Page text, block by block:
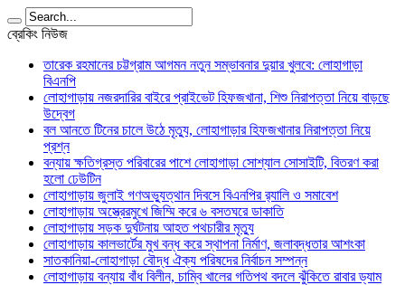
ব্রেকিং নিউজ
তারেক রহমানের চট্টগ্রাম আগমন নতুন সম্ভাবনার দুয়ার খুলবে: লোহাগাড়া
বিএনপি
লোহাগাড়ায় নজরদারির বাইরে প্রাইভেট হিফজখানা, শিশু নিরাপত্তা নিয়ে বাড়ছে
উদ্বেগ
বল আনতে টিনের চালে উঠে মৃত্যু, লোহাগাড়ার হিফজখানার নিরাপত্তা নিয়ে
প্রশ্ন
বন্যায় ক্ষতিগ্রস্ত পরিবারের পাশে লোহাগাড়া সোশ্যাল সোসাইটি, বিতরণ করা
হলো ঢেউটিন
লোহাগাড়ায় জুলাই গণঅভ্যুত্থান দিবসে বিএনপির র‌্যালি ও সমাবেশ
লোহাগাড়ায় অস্ত্রেরমুখে জিম্মি করে ৬ বসতঘরে ডাকাতি
লোহাগাড়ায় সড়ক দুর্ঘটনায় আহত পথচারীর মৃত্যু
লোহাগাড়ায় কালভার্টের মুখ বন্ধ করে স্থাপনা নির্মাণ, জলাবদ্ধতার আশংকা
সাতকানিয়া-লোহাগাড়া বৌদ্ধ ঐক্য পরিষদের নির্বাচন সম্পন্ন
লোহাগাড়ায় বন্যায় বাঁধ বিলীন, চাম্বি খালের গতিপথ বদলে ঝুঁকিতে রাবার ড্যাম